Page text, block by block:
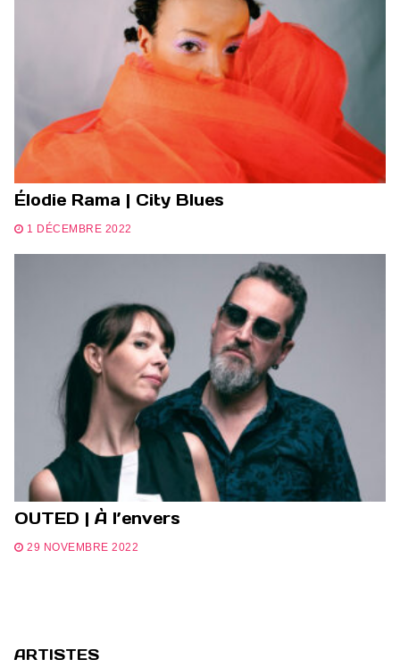
Élodie Rama | City Blues
1 DÉCEMBRE 2022
OUTED | À l’envers
29 NOVEMBRE 2022
ARTISTES